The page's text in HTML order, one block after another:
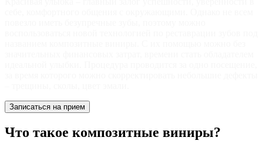
Записаться на прием
Что такое композитные виниры?